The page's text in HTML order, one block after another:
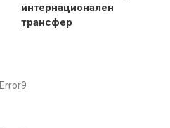
интернационален
трансфер
Error9